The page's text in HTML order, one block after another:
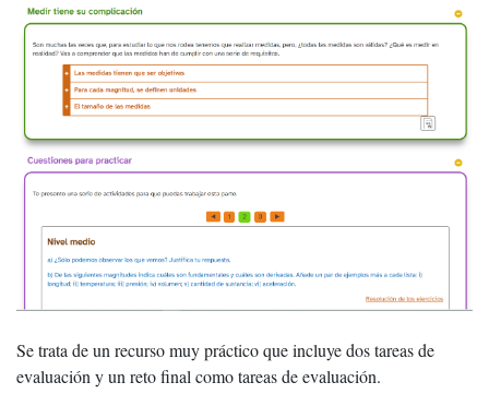
Se trata de un recurso muy práctico que incluye dos tareas de
evaluación y un reto final como tareas de evaluación.